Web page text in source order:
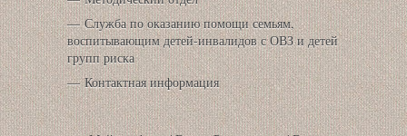
Служба по оказанию помощи семьям,
воспитывающим детей-инвалидов с ОВЗ и детей
групп риска
Контактная информация